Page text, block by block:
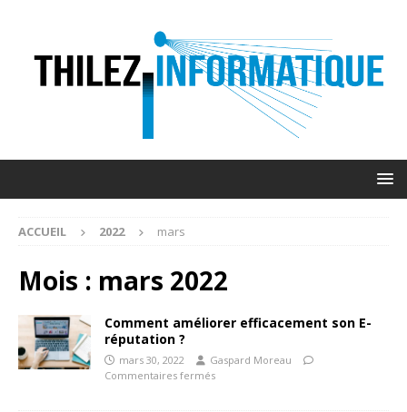
ACCUEIL 2022 mars
Mois : mars 2022
Comment améliorer efficacement son E-
réputation ?
mars 30, 2022
Gaspard Moreau
Commentaires fermés